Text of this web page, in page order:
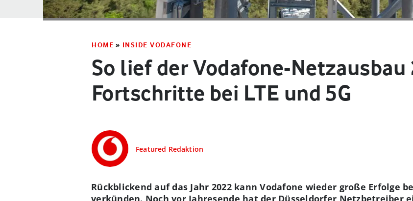
HOME » INSIDE VODAFONE
So lief der Vodafone-Netzausbau
Fortschritte bei LTE und 5G
Featured Redaktion
Rückblickend auf das Jahr 2022 kann Vodafone wieder große Erfolge
verkünden. Noch vor Jahresende hat der Düsseldorfer Netzbetreiber